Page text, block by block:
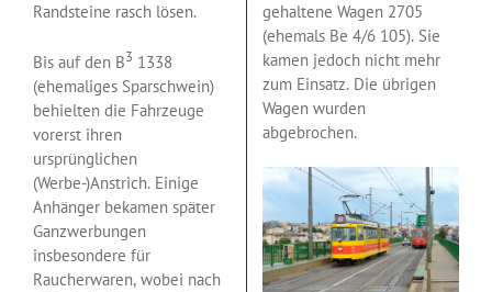
Randsteine rasch lösen.
Bis auf den B3 1338
(ehemaliges Sparschwein)
behielten die Fahrzeuge
vorerst ihren
ursprünglichen
(Werbe-)Anstrich. Einige
Anhänger bekamen später
Ganzwerbungen
insbesondere für
Raucherwaren, wobei nach
gehaltene Wagen 2705
(ehemals Be 4/6 105). Sie
kamen jedoch nicht mehr
zum Einsatz. Die übrigen
Wagen wurden
abgebrochen.